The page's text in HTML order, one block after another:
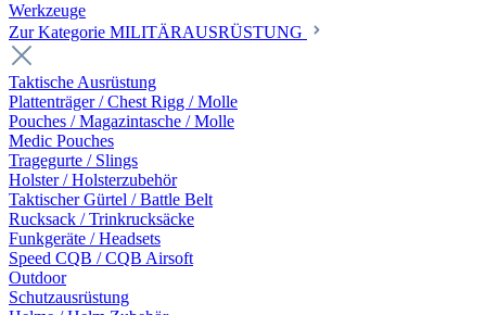
Werkzeuge
Zur Kategorie MILITÄRAUSRÜSTUNG
Taktische Ausrüstung
Plattenträger / Chest Rigg / Molle
Pouches / Magazintasche / Molle
Medic Pouches
Tragegurte / Slings
Holster / Holsterzubehör
Taktischer Gürtel / Battle Belt
Rucksack / Trinkrucksäcke
Funkgeräte / Headsets
Speed CQB / CQB Airsoft
Outdoor
Schutzausrüstung